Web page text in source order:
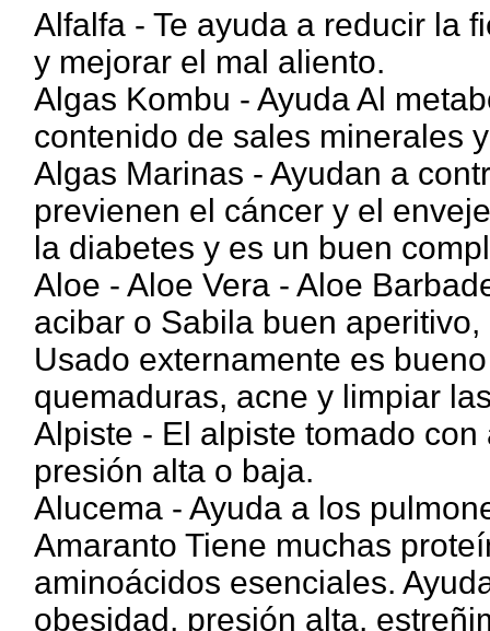
Alfalfa - Te ayuda a reducir la
y mejorar el mal aliento.
Algas Kombu - Ayuda Al
contenido de sales minerales
Algas Marinas - Ayudan a
previenen el cáncer y el
la diabetes y es un buen
Aloe - Aloe Vera - Aloe
acibar o Sabila buen
Usado externamente es
quemaduras, acne y limpiar
Alpiste - El alpiste tomado
presión alta o baja.
Alucema - Ayuda a los
Amaranto Tiene muchas
aminoácidos esenciales.
obesidad, presión alta,